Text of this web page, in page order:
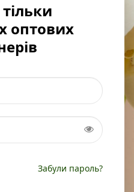
оптових
Забули пароль?